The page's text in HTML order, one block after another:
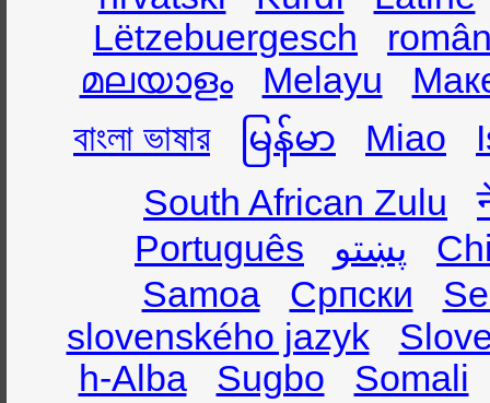
Lëtzebuergesch
മലയാളം
Melayu
বাংলা ভাষার
မြန်မာ Miao
South African Zulu
Português
پښتو
Samoa
Српски
slovenského jazyk
h-Alba
Sugbo
Somali